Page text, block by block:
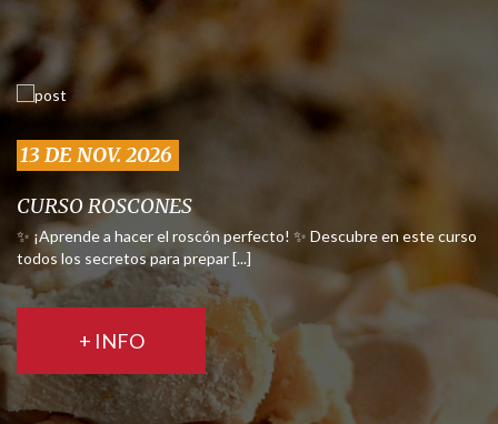
13 DE NOV. 2026
CURSO ROSCONES
✨ ¡Aprende a hacer el roscón perfecto! ✨ Descubre en este curso
todos los secretos para prepar [...]
+ INFO